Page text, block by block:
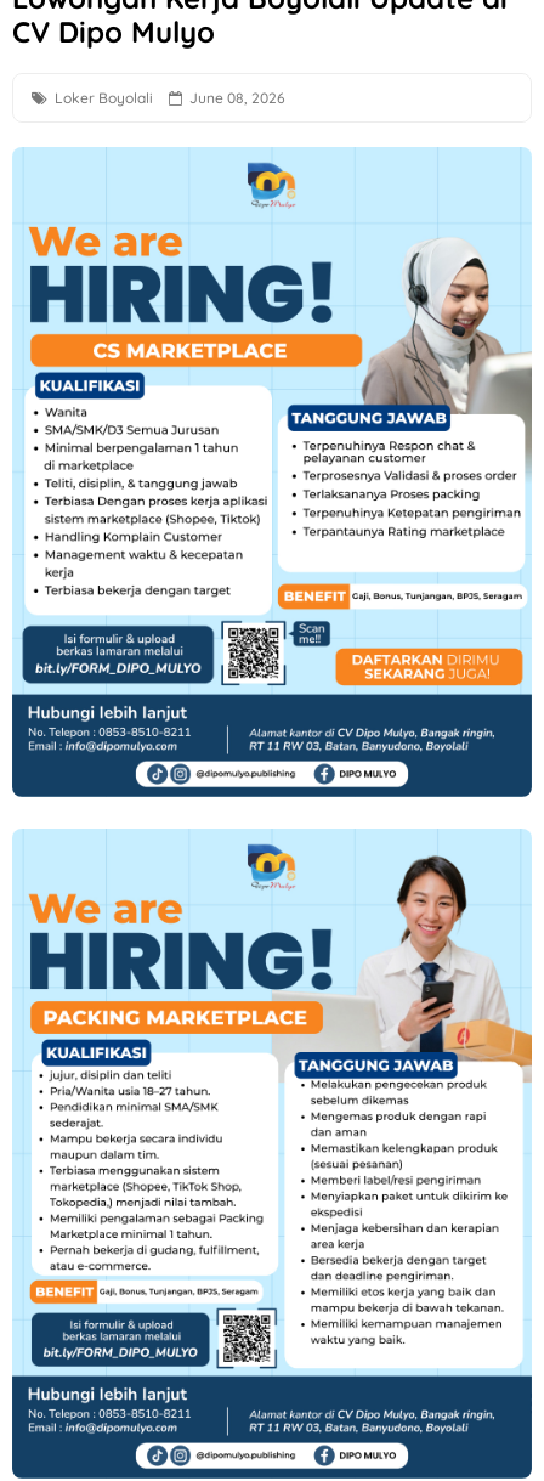
Loker Solo Raya Minimal Lulusan SMK di Niagara Kosmetik
Lowongan Kerja Staff Toko Putra Lestari di Solo
Loker Dealer Resmi Motor Yamaha Argo Motor di Semarang
Surya Abadi Plasindo Sukoharjo Hiring Digital Marketing
Loker Solo Raya di Kontraktor & Developer PT Cakrawala
Loker Admin Marketplace, Sopir di Toko Mebel Jempol
Loker Tenaga Borongan Paking HDPE, Administrasi,
Lowongan Kerja Solo Lulusan SMA Sederajat di Punakawan
Lowongan Kerja Semarang Gaji hingga 7 Juta di NSC
Loker PT Multi Logam Perkasa untuk 1 Posisi di Klaten
CV Dipo Mulyo
Loker Boyolali June 08, 2026